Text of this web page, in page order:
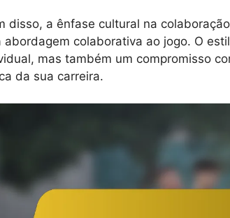
disso, a ênfase cultural na
abordagem colaborativa ao jogo. O
mas também um compromisso
da sua carreira.